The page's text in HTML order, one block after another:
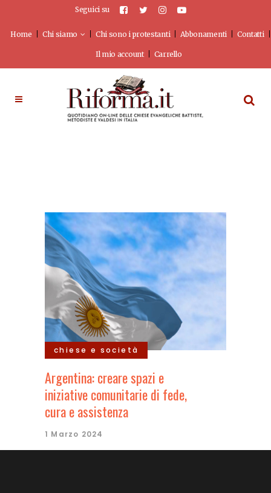
Seguici su
Home Chi siamo Chi sono i protestanti Abbonamenti Contatti
Il mio account Carrello
chiese e società
Argentina: creare spazi e
iniziative comunitarie di fede,
cura e assistenza
1 Marzo 2024